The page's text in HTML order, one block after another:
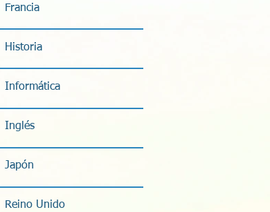
Francia
Historia
Informática
Inglés
Japón
Reino Unido